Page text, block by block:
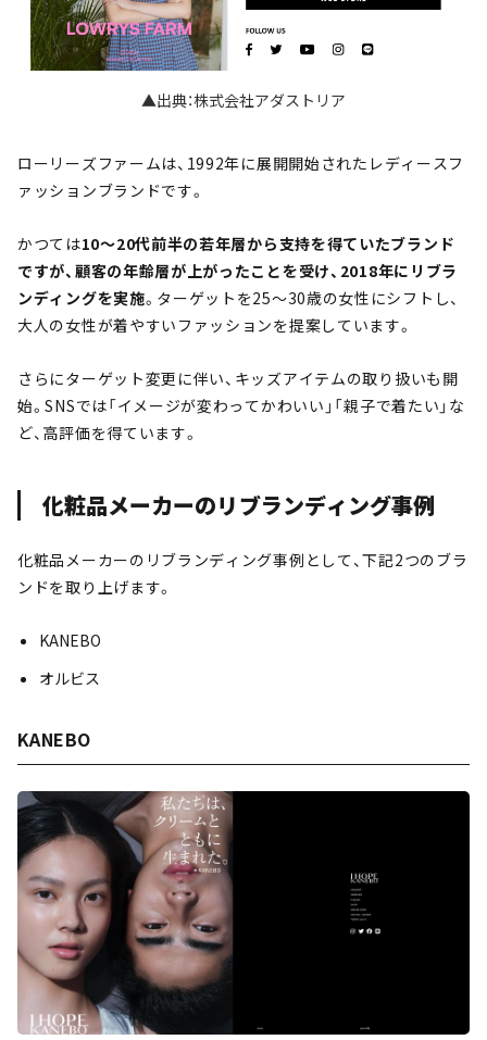
▲出典：株式会社アダストリア
ローリーズファームは、1992年に展開開始されたレディースフ
ァッションブランドです。
かつては10～20代前半の若年層から支持を得ていたブランド
ですが、顧客の年齢層が上がったことを受け、2018年にリブラ
ンディングを実施。ターゲットを25～30歳の女性にシフトし、
大人の女性が着やすいファッションを提案しています。
さらにターゲット変更に伴い、キッズアイテムの取り扱いも開
始。SNSでは「イメージが変わってかわいい」「親子で着たい」な
ど、高評価を得ています。
化粧品メーカーのリブランディング事例
化粧品メーカーのリブランディング事例として、下記2つのブラ
ンドを取り上げます。
KANEBO
オルビス
KANEBO